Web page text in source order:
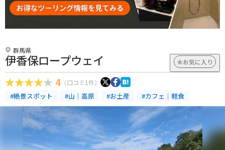
群馬県
伊香保ロープウェイ お気に入り
4 （口コミ1件）
#絶景スポット #山｜高原 #お土産 #カフェ｜軽食